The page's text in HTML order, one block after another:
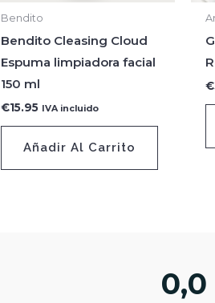
Bendito
Bendito Cleasing Cloud
Espuma limpiadora facial
150 ml
€15.95 IVA incluido
Añadir Al Carrito
€
0,0